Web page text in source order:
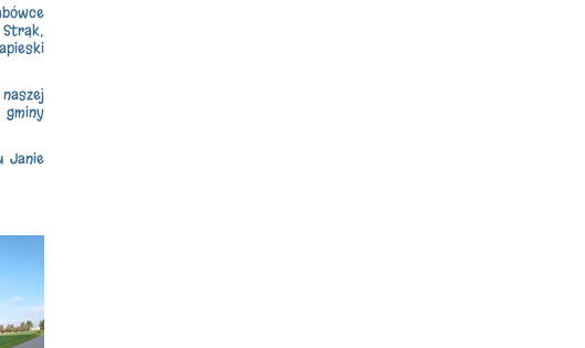
Strąk,
Janie